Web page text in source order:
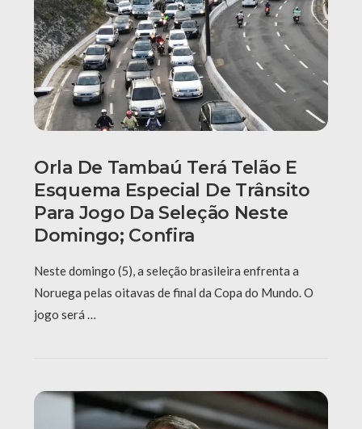
Orla De Tambaú Terá Telão E
Esquema Especial De Trânsito
Para Jogo Da Seleção Neste
Domingo; Confira
Neste domingo (5), a seleção brasileira enfrenta a
Noruega pelas oitavas de final da Copa do Mundo. O
jogo será …